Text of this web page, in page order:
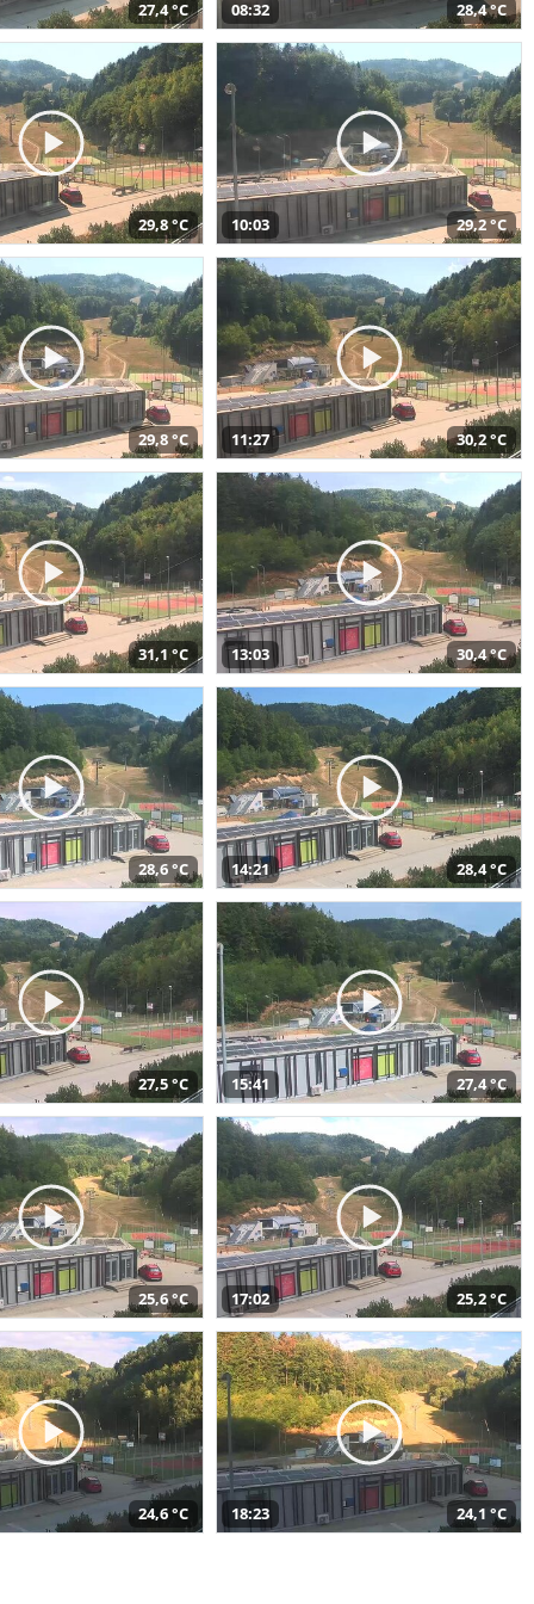
27,4 °C 08:32 28,4 °C
29,8 °C 10:03 29,2 °C
29,8 °C 11:27 30,2 °C
31,1 °C 13:03 30,4 °C
28,6 °C 14:21 28,4 °C
27,5 °C 15:41 27,4 °C
25,6 °C 17:02 25,2 °C
24,6 °C 18:23 24,1 °C